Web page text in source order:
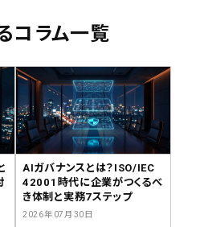
コラム一覧
AIガバナンスとは？ISO/IEC
42001時代に企業がつくるべ
き体制と実務7ステップ
2026年07月30日